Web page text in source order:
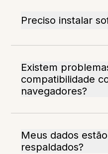
Preciso instalar
Existem
compatibilidade
navegadores?
Meus dados
respaldados?